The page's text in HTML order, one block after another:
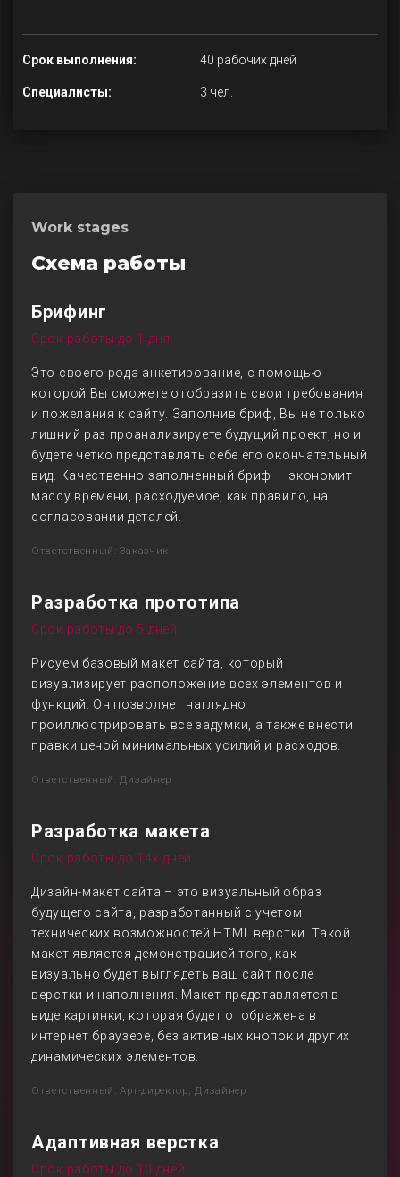
Срок выполнения: 40 рабочих дней
Специалисты: 3 чел.
Work stages
Схема работы
Брифинг
Срок работы до 1 дня
Это своего рода анкетирование, с помощью
которой Вы сможете отобразить свои требования
и пожелания к сайту. Заполнив бриф, Вы не только
лишний раз проанализируете будущий проект, но и
будете четко представлять себе его окончательный
вид. Качественно заполненный бриф — экономит
массу времени, расходуемое, как правило, на
согласовании деталей.
Ответственный: Заказчик
Разработка прототипа
Срок работы до 5 дней
Рисуем базовый макет сайта, который
визуализирует расположение всех элементов и
функций. Он позволяет наглядно
проиллюстрировать все задумки, а также внести
правки ценой минимальных усилий и расходов.
Ответственный: Дизайнер
Разработка макета
Срок работы до 14х дней
Дизайн-макет сайта – это визуальный образ
будущего сайта, разработанный с учетом
технических возможностей HTML верстки. Такой
макет является демонстрацией того, как
визуально будет выглядеть ваш сайт после
верстки и наполнения. Макет представляется в
виде картинки, которая будет отображена в
интернет браузере, без активных кнопок и других
динамических элементов.
Ответственный: Арт-директор, Дизайнер
Адаптивная верстка
Срок работы до 10 дней